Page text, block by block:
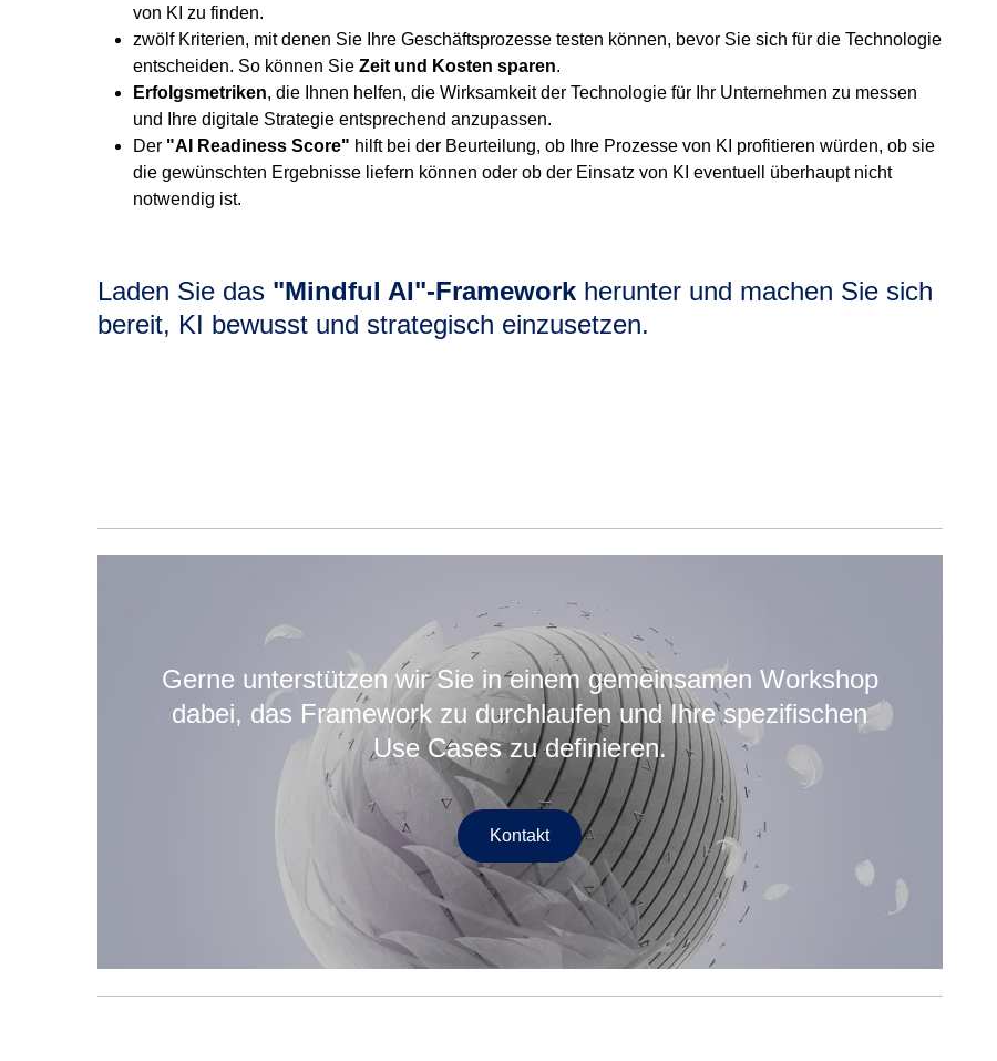
von KI zu finden.
zwölf Kriterien, mit denen Sie Ihre Geschäftsprozesse testen können, bevor Sie sich für die Technologie
entscheiden. So können Sie Zeit und Kosten sparen.
Erfolgsmetriken, die Ihnen helfen, die Wirksamkeit der Technologie für Ihr Unternehmen zu messen
und Ihre digitale Strategie entsprechend anzupassen.
Der "AI Readiness Score" hilft bei der Beurteilung, ob Ihre Prozesse von KI profitieren würden, ob sie
die gewünschten Ergebnisse liefern können oder ob der Einsatz von KI eventuell überhaupt nicht
notwendig ist.
Laden Sie das "Mindful AI"-Framework herunter und machen Sie sich
bereit, KI bewusst und strategisch einzusetzen.
Gerne unterstützen wir Sie in einem gemeinsamen Workshop
dabei, das Framework zu durchlaufen und Ihre spezifischen
Use Cases zu definieren.
Kontakt